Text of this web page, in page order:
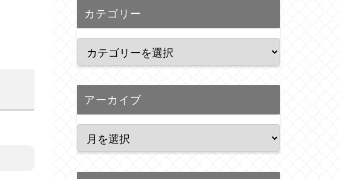
カテゴリー
アーカイブ